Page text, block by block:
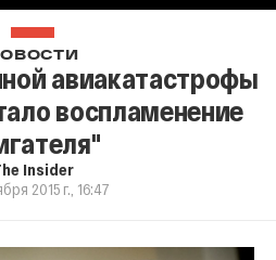
авиакатастрофы
воспламенение
Insider
2015 г., 16:47